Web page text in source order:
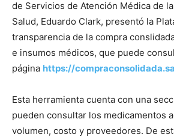
de Servicios de Atención Médica de
Salud, Eduardo Clark, presentó la
transparencia de la compra
e insumos médicos, que puede
página https://
Esta herramienta cuenta con una
pueden consultar los medicamentos
volumen, costo y proveedores. De